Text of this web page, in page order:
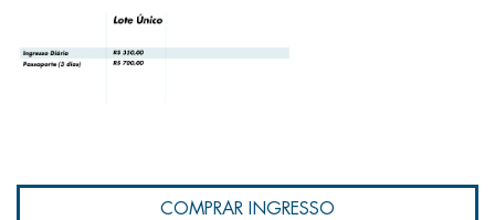
COMPRAR INGRESSO